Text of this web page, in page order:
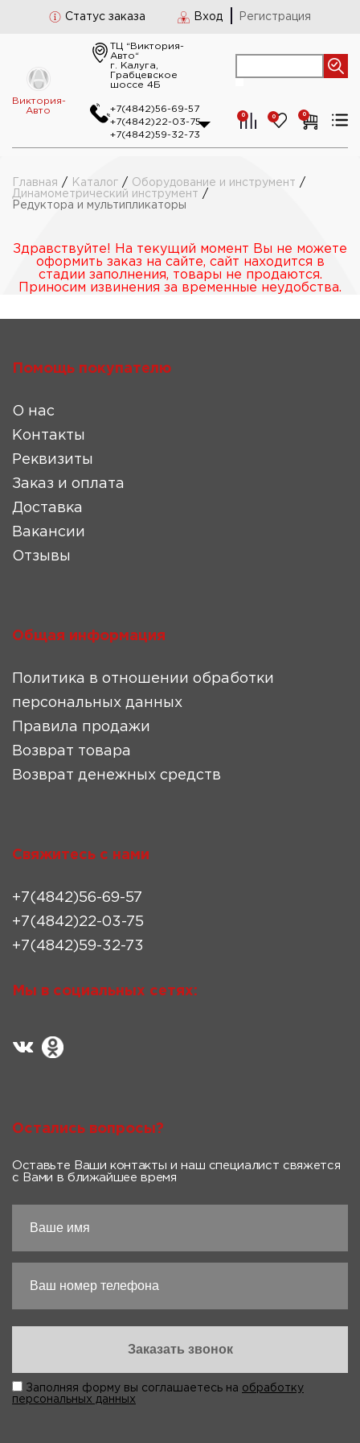
Статус заказа Вход Регистрация
Виктория-
Авто
ТЦ “Виктория-
Авто“
г. Калуга,
Грабцевское
шоссе 4Б
+7(4842)56-69-57
+7(4842)22-03-75
+7(4842)59-32-73
0 0 0
Главная / Каталог / Оборудование и инструмент /
Динамометрический инструмент /
Редуктора и мультипликаторы
Здравствуйте! На текущий момент Вы не можете
оформить заказ на сайте, сайт находится в
стадии заполнения, товары не продаются.
Приносим извинения за временные неудобства.
Помощь покупателю
О нас
Контакты
Реквизиты
Заказ и оплата
Доставка
Вакансии
Отзывы
Общая информация
Политика в отношении обработки
персональных данных
Правила продажи
Возврат товара
Возврат денежных средств
Свяжитесь с нами
+7(4842)56-69-57
+7(4842)22-03-75
+7(4842)59-32-73
Мы в социальных сетях:
Остались вопросы?
Оставьте Ваши контакты и наш специалист свяжется
с Вами в ближайшее время
Заполняя форму вы соглашаетесь на обработку
персональных данных